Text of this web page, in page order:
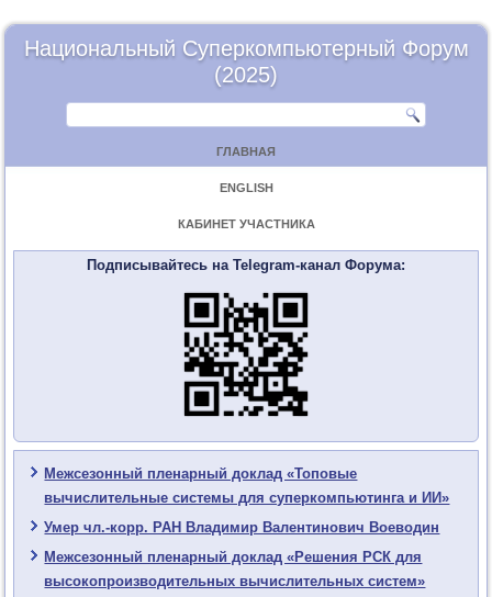
Национальный Суперкомпьютерный Форум
(2025)
ГЛАВНАЯ
ENGLISH
КАБИНЕТ УЧАСТНИКА
Подписывайтесь на Telegram-канал Форума:
Межсезонный пленарный доклад «Топовые
вычислительные системы для суперкомпьютинга и ИИ»
Умер чл.-корр. РАН Владимир Валентинович Воеводин
Межсезонный пленарный доклад «Решения РСК для
высокопроизводительных вычислительных систем»